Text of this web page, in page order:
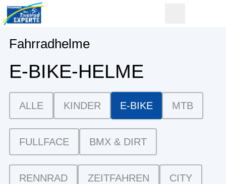
Fahrradhelme
E-BIKE-HELME
ALLE KINDER E-BIKE MTB
FULLFACE BMX & DIRT
RENNRAD ZEITFAHREN CITY